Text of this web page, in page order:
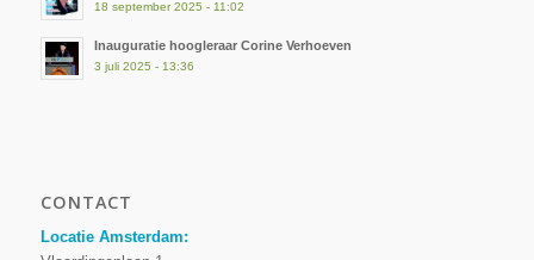
18 september 2025 - 11:02
Inauguratie hoogleraar Corine Verhoeven
3 juli 2025 - 13:36
CONTACT
Locatie Amsterdam: